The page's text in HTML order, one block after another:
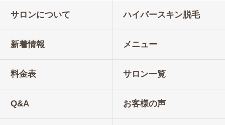
サロンについて ハイパースキン脱毛
新着情報 メニュー
料金表 サロン一覧
Q&A お客様の声